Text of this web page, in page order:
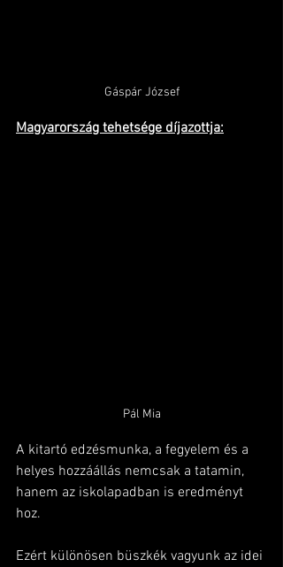
Gáspár József
Magyarország tehetsége díjazottja:
Pál Mia
A kitartó edzésmunka, a fegyelem és a
helyes hozzáállás nemcsak a tatamin,
hanem az iskolapadban is eredményt
hoz.
Ezért különösen büszkék vagyunk az idei